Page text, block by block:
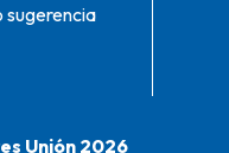
sugerencia
Unión 2026